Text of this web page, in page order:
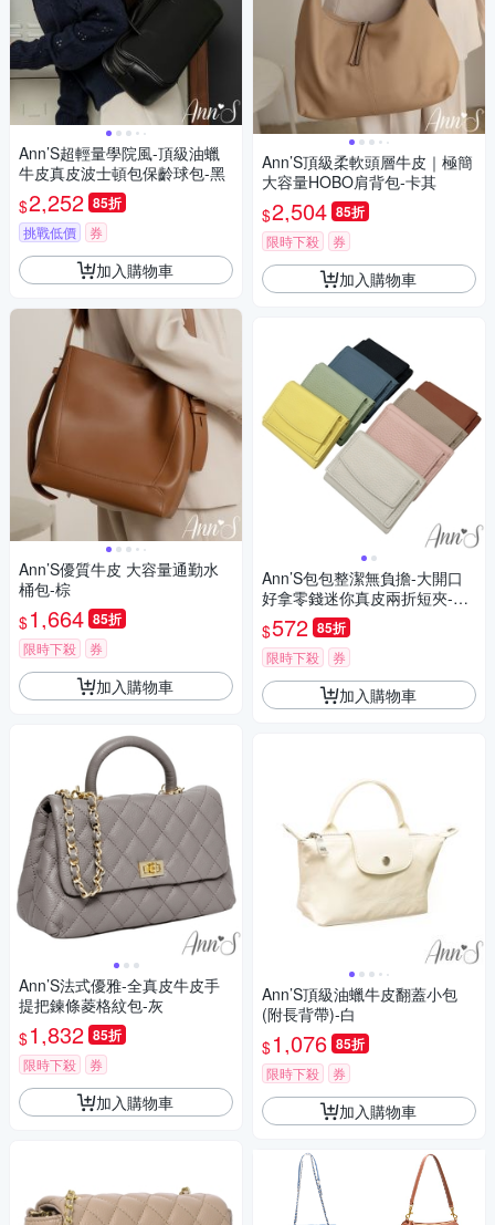
Ann’S超輕量學院風-頂級油蠟
牛皮真皮波士頓包保齡球包-黑
$2,252 85折
挑戰低價 券
加入購物車
Ann’S優質牛皮 大容量通勤水
桶包-棕
$1,664 85折
限時下殺 券
加入購物車
Ann’S法式優雅-全真皮牛皮手
提把鍊條菱格紋包-灰
$1,832 85折
限時下殺 券
加入購物車
Ann’S頂級柔軟頭層牛皮｜極簡
大容量HOBO肩背包-卡其
$2,504 85折
限時下殺 券
加入購物車
Ann’S包包整潔無負擔-大開口
好拿零錢迷你真皮兩折短夾-8
色
$572 85折
限時下殺 券
加入購物車
Ann’S頂級油蠟牛皮翻蓋小包
(附長背帶)-白
$1,076 85折
限時下殺 券
加入購物車